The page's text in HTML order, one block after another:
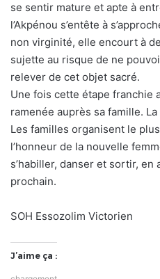
se sentir mature et apte à
l’Akpénou s’entête à
non virginité, elle encourt à
sujette au risque de ne
relever de cet objet sacré.
Une fois cette étape franchie
ramenée auprès sa famille.
Les familles organisent le
l’honneur de la nouvelle
s’habiller, danser et sortir, en
prochain.
SOH Essozolim Victorien
J’aime ça :